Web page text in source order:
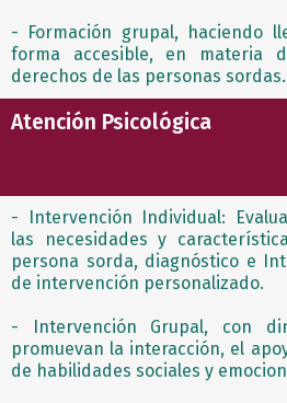
- Formación grupal, haciendo
forma accesible, en materia
derechos de las personas sordas.
Atención Psicológica
- Intervención Individual:
las necesidades y
persona sorda, diagnóstico e
de intervención personalizado.
- Intervención Grupal, con
promuevan la interacción, el
de habilidades sociales y